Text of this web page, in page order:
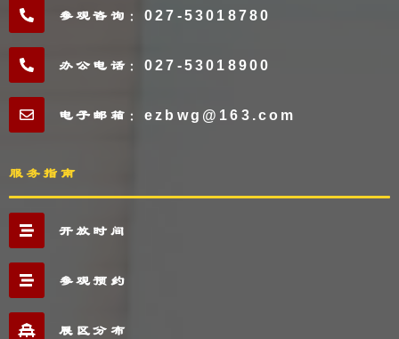
参观咨询：027-53018780
办公电话：027-53018900
电子邮箱：ezbwg@163.com
服务指南
开放时间
参观预约
展区分布